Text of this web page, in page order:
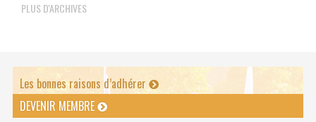
PLUS D'ARCHIVES
Les bonnes raisons d’adhérer
DEVENIR MEMBRE